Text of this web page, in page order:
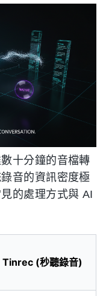
十分鐘的音檔轉
音的資訊密度極
的處理方式與 AI
Tinrec (秒聽錄音)